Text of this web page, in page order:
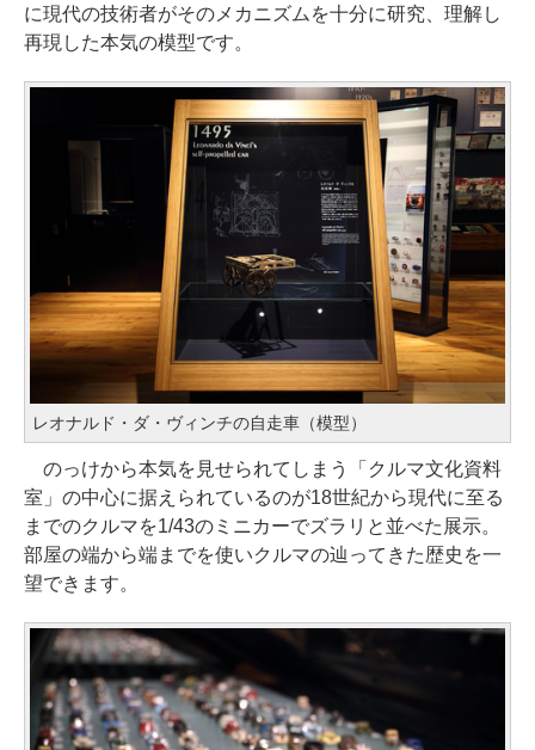
に現代の技術者がそのメカニズムを十分に研究、理解し
再現した本気の模型です。
レオナルド・ダ・ヴィンチの自走車（模型）
のっけから本気を見せられてしまう「クルマ文化資料
室」の中心に据えられているのが18世紀から現代に至る
までのクルマを1/43のミニカーでズラリと並べた展示。
部屋の端から端までを使いクルマの辿ってきた歴史を一
望できます。